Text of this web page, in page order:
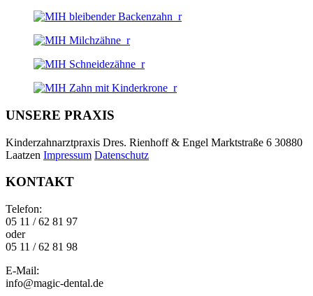
UNSERE PRAXIS
Kinderzahnarztpraxis Dres. Rienhoff & Engel Marktstraße 6 30880
Laatzen Impressum Datenschutz
KONTAKT
Telefon:
05 11 / 62 81 97
oder
05 11 / 62 81 98
E-Mail:
info@magic-dental.de